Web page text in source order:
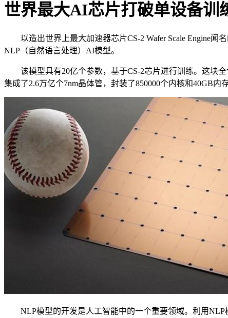
世界最大AI芯片打破单设备训
以造出世界上最大加速器芯片CS-2 Wafer Scale Engine闻
NLP（自然语言处理）AI模型。
该模型具有20亿个参数，基于CS-2芯片进行训练。这块全
集成了2.6万亿个7nm晶体管，封装了850000个内核和40GB内存
NLP模型的开发是人工智能中的一个重要领域。利用NLP